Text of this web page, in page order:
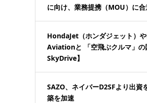
に向け、業務提携（MOU）に
HondaJet（ホンダジェット）
Aviationと 「空飛ぶクルマ」
SkyDrive】
SAZO、ネイバーD2SFより出
築を加速